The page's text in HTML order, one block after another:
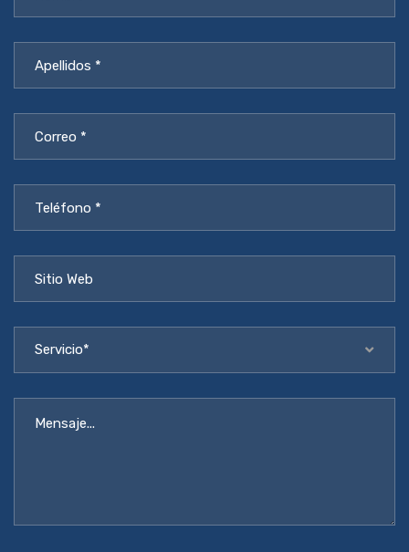
Servicio*